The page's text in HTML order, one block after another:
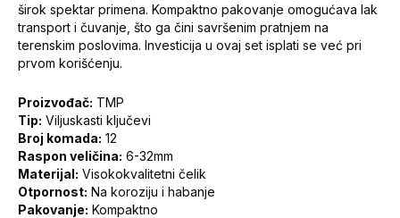
širok spektar primena. Kompaktno pakovanje omogućava lak
transport i čuvanje, što ga čini savršenim pratnjem na
terenskim poslovima. Investicija u ovaj set isplati se već pri
prvom korišćenju.
Proizvođač: TMP
Tip: Viljuskasti ključevi
Broj komada: 12
Raspon veličina: 6-32mm
Materijal: Visokokvalitetni čelik
Otpornost: Na koroziju i habanje
Pakovanje: Kompaktno